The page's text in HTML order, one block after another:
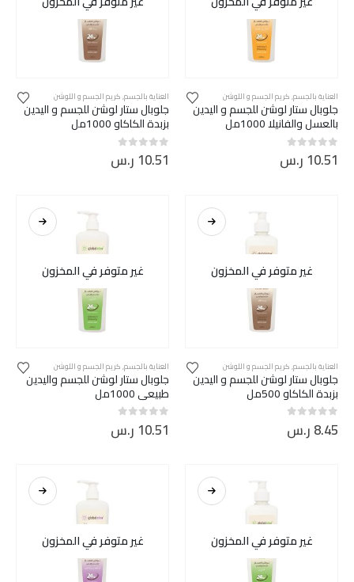
العناية بالجسم,كريم الجسم و اللوشن
جلوبال ستار لوشن للجسم و اليدين
بالعسل والفانيلا 1000مل
0
out of 5
10.51ر.س
العناية بالجسم,كريم الجسم و اللوشن
جلوبال ستار لوشن للجسم و اليدين
بزبدة الكاكاو 1000مل
0
out of 5
10.51ر.س
غير متوفر في المخزون
العناية بالجسم,كريم الجسم و اللوشن
جلوبال ستار لوشن للجسم و اليدين
بزبدة الكاكاو 500مل
0
out of 5
8.45ر.س
غير متوفر في المخزون
العناية بالجسم,كريم الجسم و اللوشن
جلوبال ستار لوشن للجسم واليدين
طبيعي 1000مل
0
out of 5
10.51ر.س
غير متوفر في المخزون غير متوفر في المخزون